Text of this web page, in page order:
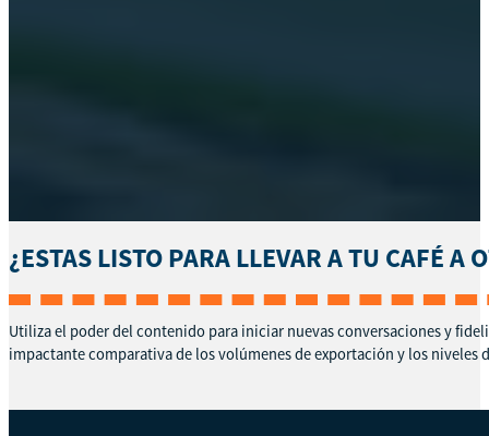
¿ESTAS LISTO PARA LLEVAR A TU CAFÉ A
Utiliza el poder del contenido para iniciar nuevas conversaciones y
impactante comparativa de los volúmenes de exportación y los niveles